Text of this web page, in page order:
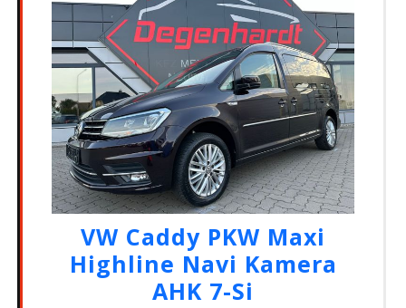
VW Caddy PKW Maxi
Highline Navi Kamera
AHK 7-Si